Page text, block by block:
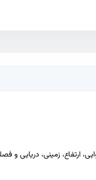
ارتفاع، زمینی، دریایی و